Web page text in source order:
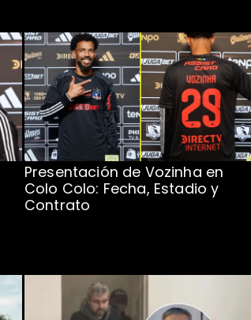
Presentación de Vozinha en
Colo Colo: Fecha, Estadio y
Contrato